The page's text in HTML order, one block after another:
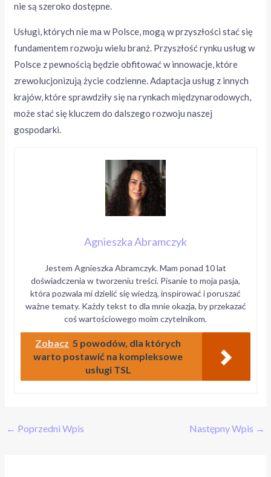
nie są szeroko dostępne.
Usługi, których nie ma w Polsce, mogą w przyszłości stać się
fundamentem rozwoju wielu branż. Przyszłość rynku usług w
Polsce z pewnością będzie obfitować w innowacje, które
zrewolucjonizują życie codzienne. Adaptacja usług z innych
krajów, które sprawdziły się na rynkach międzynarodowych,
może stać się kluczem do dalszego rozwoju naszej
gospodarki.
Agnieszka Abramczyk
Jestem Agnieszka Abramczyk. Mam ponad 10 lat
doświadczenia w tworzeniu treści. Pisanie to moja pasja,
która pozwala mi dzielić się wiedzą, inspirować i poruszać
ważne tematy. Każdy tekst to dla mnie okazja, by przekazać
coś wartościowego moim czytelnikom.
Zobacz 5 powodów, dla których
warto postawić na kompleksowe
usługi TSL
← Poprzedni Wpis Następny Wpis →